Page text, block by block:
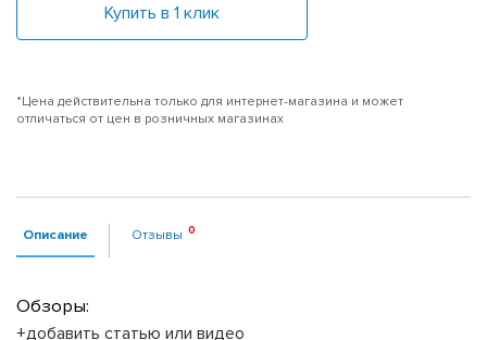
Купить в 1 клик
*Цена действительна только для интернет-магазина и может
отличаться от цен в розничных магазинах
Описание Отзывы
Обзоры:
+добавить статью или видео